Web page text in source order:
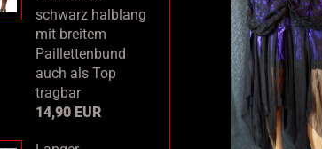
schwarz halblang
mit breitem
Paillettenbund
auch als Top
tragbar
14,90 EUR